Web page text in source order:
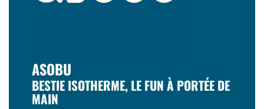
ASOBU
BESTIE ISOTHERME, LE FUN À PORTÉE DE
MAIN